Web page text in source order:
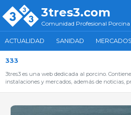
3tres3.com
Comunidad Profesional Porcina
ACTUALIDAD SANIDAD
333
3tres3 es una web dedicada al porcino.
instalaciones y mercados, además de noticias,